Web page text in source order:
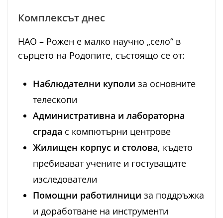
Комплексът днес
НАО – Рожен е малко научно „село“ в
сърцето на Родопите, състоящо се от:
Наблюдателни куполи за основните
телескопи
Административна и лабораторна
сграда с компютърни центрове
Жилищен корпус и столова, където
пребивават учените и гостуващите
изследователи
Помощни работилници за поддръжка
и доработване на инструменти